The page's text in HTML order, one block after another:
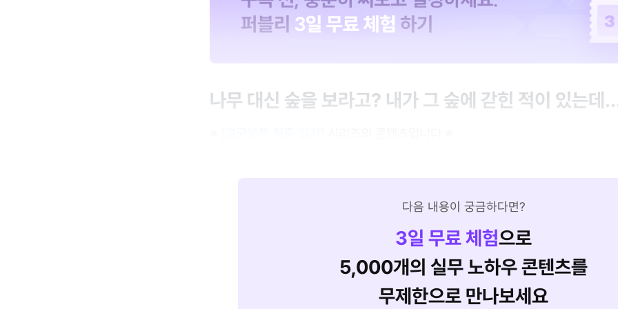
나무 대신 숲을 보라고? 내가 그 숲에 갇힌 적이 있는데
다음 내용이 궁금하다면?
3일 무료 체험으로
5,000개의 실무 노하우 콘텐츠를
무제한으로 만나보세요